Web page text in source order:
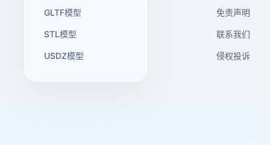
GLTF模型
STL模型
USDZ模型
免责声明
联系我们
侵权投诉